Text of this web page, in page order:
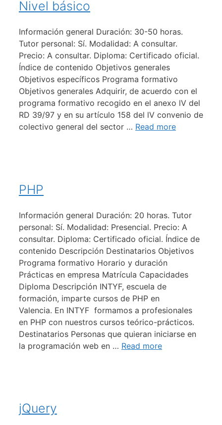
Nivel básico
Información general Duración: 30-50 horas.
Tutor personal: Sí. Modalidad: A consultar.
Precio: A consultar. Diploma: Certificado oficial.
Índice de contenido Objetivos generales
Objetivos específicos Programa formativo
Objetivos generales Adquirir, de acuerdo con el
programa formativo recogido en el anexo lV del
RD 39/97 y en su artículo 158 del lV convenio de
colectivo general del sector … Read more
PHP
Información general Duración: 20 horas. Tutor
personal: Sí. Modalidad: Presencial. Precio: A
consultar. Diploma: Certificado oficial. Índice de
contenido Descripción Destinatarios Objetivos
Programa formativo Horario y duración
Prácticas en empresa Matrícula Capacidades
Diploma Descripción INTYF, escuela de
formación, imparte cursos de PHP en
Valencia. En INTYF formamos a profesionales
en PHP con nuestros cursos teórico-prácticos.
Destinatarios Personas que quieran iniciarse en
la programación web en … Read more
jQuery